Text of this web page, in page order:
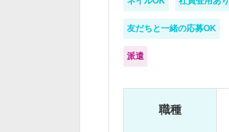
友だちと一緒の応募OK
派遣
職種